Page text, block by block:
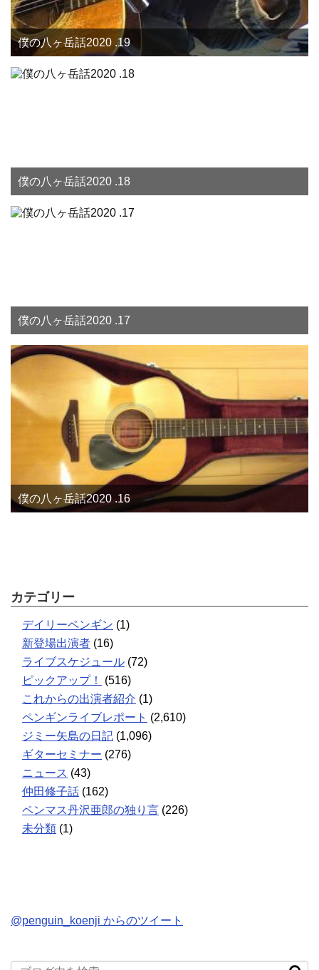
僕の八ヶ岳話2020 .19
僕の八ヶ岳話2020 .18
僕の八ヶ岳話2020 .17
僕の八ヶ岳話2020 .16
カテゴリー
デイリーペンギン (1)
新登場出演者 (16)
ライブスケジュール (72)
ピックアップ！
(516)
これからの出演者紹介 (1)
ペンギンライブレポート (2,610)
ジミー矢島の日記 (1,096)
ギターセミナー (276)
ニュース (43)
仲田修子話 (162)
ペンマス丹沢亜郎の独り言 (226)
未分類 (1)
@penguin_koenji からのツイート